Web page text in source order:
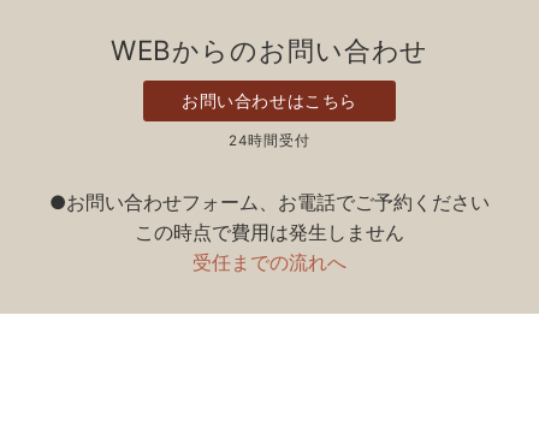
WEBからのお問い合わせ
お問い合わせはこちら
24時間受付
●お問い合わせフォーム、お電話でご予約ください
この時点で費用は発生しません
受任までの流れへ